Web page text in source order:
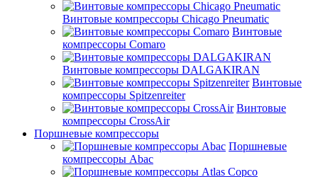
Винтовые компрессоры Chicago Pneumatic
Винтовые
компрессоры Comaro
Винтовые компрессоры DALGAKIRAN
Винтовые
компрессоры Spitzenreiter
Винтовые
компрессоры CrossAir
Поршневые компрессоры
Поршневые
компрессоры Abac